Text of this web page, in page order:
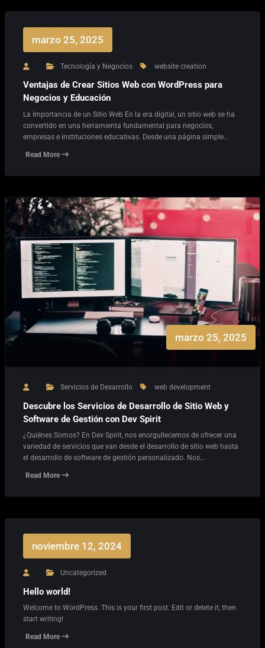
marzo 25, 2025
Tecnología y Negocios website creation
Ventajas de Crear Sitios Web con WordPress para
Negocios y Educación
La Importancia de un Sitio Web En la era digital, un sitio web se ha
convertido en una herramienta fundamental para negocios,
empresas e instituciones educativas. Desde una página simple…
Read More
marzo 25, 2025
Servicios de Desarrollo web development
Descubre los Servicios de Desarrollo de Sitio Web y
Software de Gestión con Dev Spirit
¿Quiénes Somos? En Dev Spirit, nos enorgullecemos de ofrecer una
variedad de servicios que van desde el desarrollo de sitio web hasta
el desarrollo de software de gestión personalizado. Nos…
Read More
noviembre 12, 2024
Uncategorized
Hello world!
Welcome to WordPress. This is your first post. Edit or delete it, then
start writing!
Read More